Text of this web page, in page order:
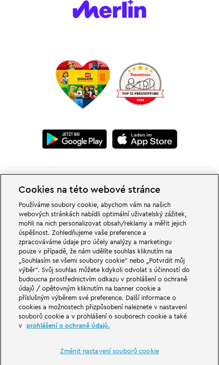
V dobrodružných světech rodinného a zábavního parku LEGOLAND v
Německu na vás čekají velké věci. Zažij vzrušující atrakce a spoustu legrace
LEGO®. LEGOLAND v Německu je zábavní park pro rodiny s dětmi ve věku
od 2 do 12 let. LEGOLAND Park se nachází nedaleko Günzburgu v Bavorsku.
LEGOLAND Deutschland je jedním z největších zábavních parků v Bavorsku
a jedním z nejznámějších a nejoblíbenějších zábavních parků v Německu. Se
svými 68 atrakcemi nabízí zábavní park jedinečný zážitek pro dospělé i děti.
Kromě zábavního parku je součástí LEGOLAND Resortu také prázdninová
vesnička s různými možnostmi přenocování. Návštěvníci se zde mohou
ubytovat v pirátském ostrovním hotelu, tematických prázdninových
domech, v rytířských hradech, v kempu a také v sudech.
LEGOLAND Deutschland Resort is part of the Merlin Entertainments Group.
LEGO, the LEGO logo, the Brick and Knob configurations, the Minifigure,
THE LEGO® MOVIE © & ™ LEGO Group & Warner Bros. Entertainment Inc. All
Cookies na této webové stránce
Používáme soubory cookie, abychom vám na našich
webových stránkách nabídli optimální uživatelský zážitek,
mohli na nich personalizovat obsah/reklamy a měřit jejich
úspěšnost. Zohledňujeme vaše preference a
zpracováváme údaje pro účely analýzy a marketingu
pouze v případě, že nám udělíte souhlas kliknutím na
„Souhlasím se všemi soubory cookie“ nebo „Potvrdit můj
výběr“. Svůj souhlas můžete kdykoli odvolat s účinností do
budoucna prostřednictvím odkazu v prohlášení o ochraně
údajů / opětovným kliknutím na banner cookie a
příslušným výběrem své preference. Další informace o
cookies a možnostech přizpůsobení naleznete v nastavení
souborů cookie a v prohlášení o souborech cookie a také
v prohlášení o ochraně údajů.
Změnit nastavení souborů cookie